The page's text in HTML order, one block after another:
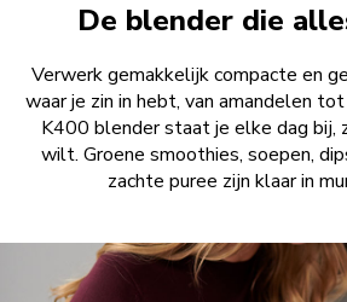
De blender die
Verwerk gemakkelijk compacte en
waar je zin in hebt, van amandelen
K400 blender staat je elke dag bij,
wilt. Groene smoothies, soepen,
zachte puree zijn klaar in